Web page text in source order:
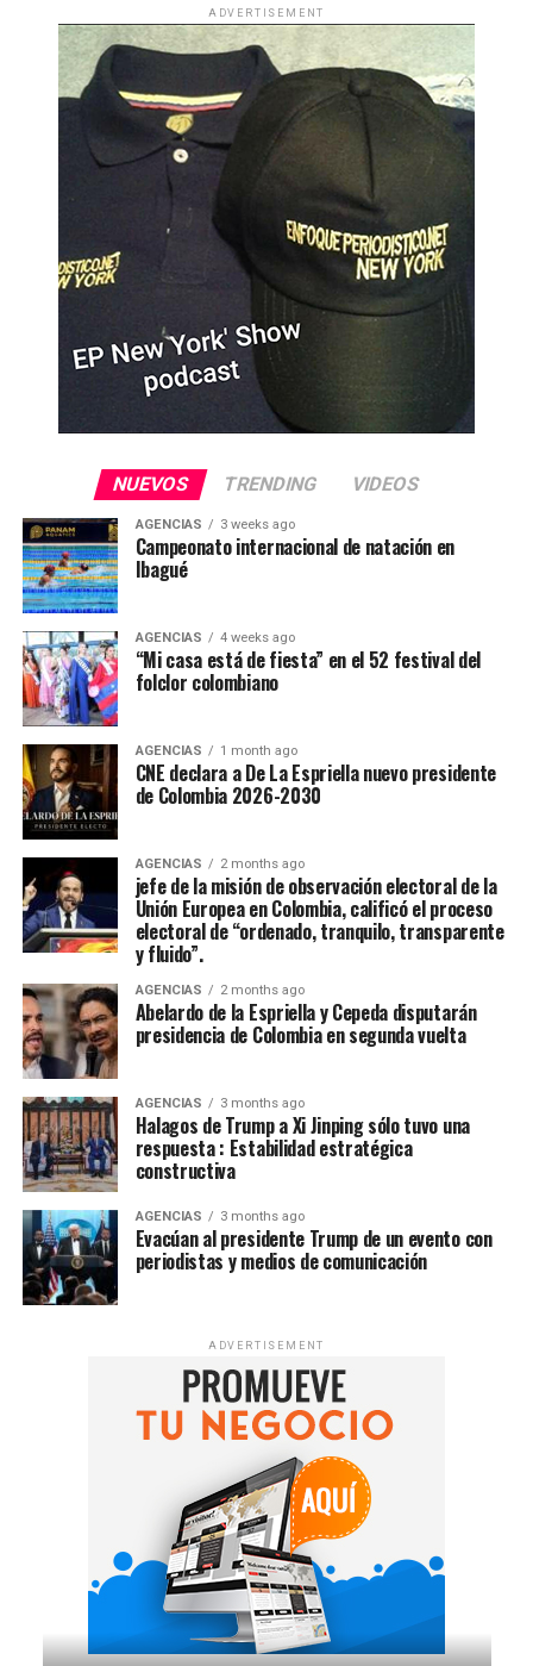
ADVERTISEMENT
NUEVOS TRENDING VIDEOS
AGENCIAS 3 weeks ago
Campeonato internacional de natación en
Ibagué
AGENCIAS 4 weeks ago
“Mi casa está de fiesta” en el 52 festival del
folclor colombiano
AGENCIAS 1 month ago
CNE declara a De La Espriella nuevo presidente
de Colombia 2026-2030
AGENCIAS 2 months ago
jefe de la misión de observación electoral de la
Unión Europea en Colombia, calificó el proceso
electoral de “ordenado, tranquilo, transparente
y fluido”.
AGENCIAS 2 months ago
Abelardo de la Espriella y Cepeda disputarán
presidencia de Colombia en segunda vuelta
AGENCIAS 3 months ago
Halagos de Trump a Xi Jinping sólo tuvo una
respuesta : Estabilidad estratégica
constructiva
AGENCIAS 3 months ago
Evacúan al presidente Trump de un evento con
periodistas y medios de comunicación
ADVERTISEMENT